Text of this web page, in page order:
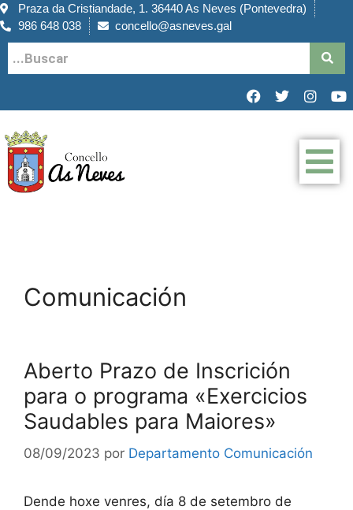
Praza da Cristiandade, 1. 36440 As Neves (Pontevedra)
986 648 038
concello@asneves.gal
Comunicación
Aberto Prazo de Inscrición
para o programa «Exercicios
Saudables para Maiores»
08/09/2023 por Departamento Comunicación
Dende hoxe venres, día 8 de setembro de